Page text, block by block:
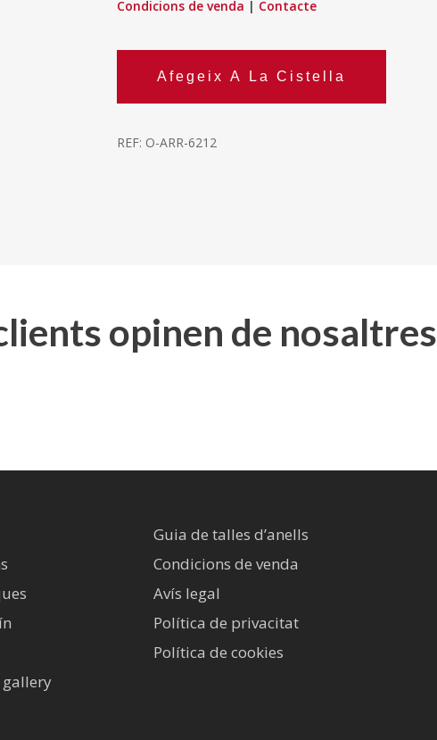
Condicions de venda | Contacte
Afegeix A La Cistella
REF: O-ARR-6212
opinen de nosaltres
Guia de talles d’anells
Condicions de venda
Avís legal​
Política de privacitat
Política de cookies